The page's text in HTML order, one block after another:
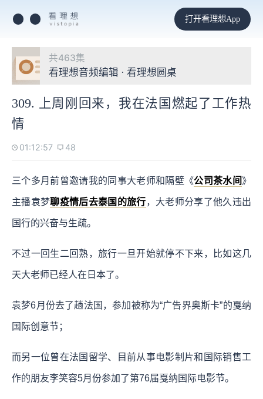
打开看理想App
共463集
看理想音频编辑 · 看理想圆桌
309. 上周刚回来，我在法国燃起了工作热
情
01:12:57 48
三个多月前曾邀请我的同事大老师和隔壁《公司茶水间 》
主播袁梦聊疫情后去泰国的旅行，大老师分享了他久违出
国行的兴奋与生疏。
不过一回生二回熟，旅行一旦开始就停不下来，比如这几
天大老师已经人在日本了。
袁梦6月份去了趟法国，参加被称为“广告界奥斯卡”的戛纳
国际创意节；
而另一位曾在法国留学、目前从事电影制片和国际销售工
作的朋友李笑容5月份参加了第76届戛纳国际电影节。